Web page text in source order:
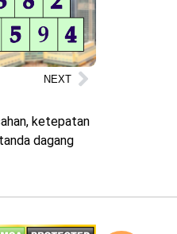
NEXT
ketepatan
dagang